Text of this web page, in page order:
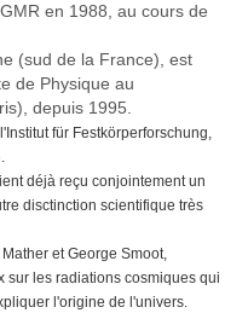
en 1988, au cours de
(sud de la France), est
de Physique au
depuis 1995.
für Festkörperforschung,
déjà reçu conjointement un
disctinction scientifique très
et George Smoot,
sur les radiations cosmiques qui
l'origine de l'univers.